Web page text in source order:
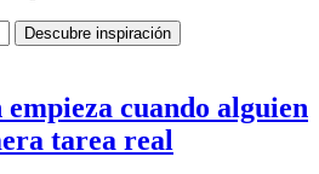
cuando alguien
tarea real